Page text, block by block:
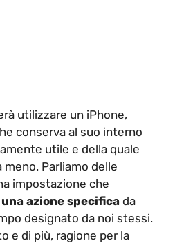
utilizzare un iPhone,
conserva al suo interno
utile e della quale
Parliamo delle
impostazione che
azione specifica da
designato da noi stessi.
e di più, ragione per la